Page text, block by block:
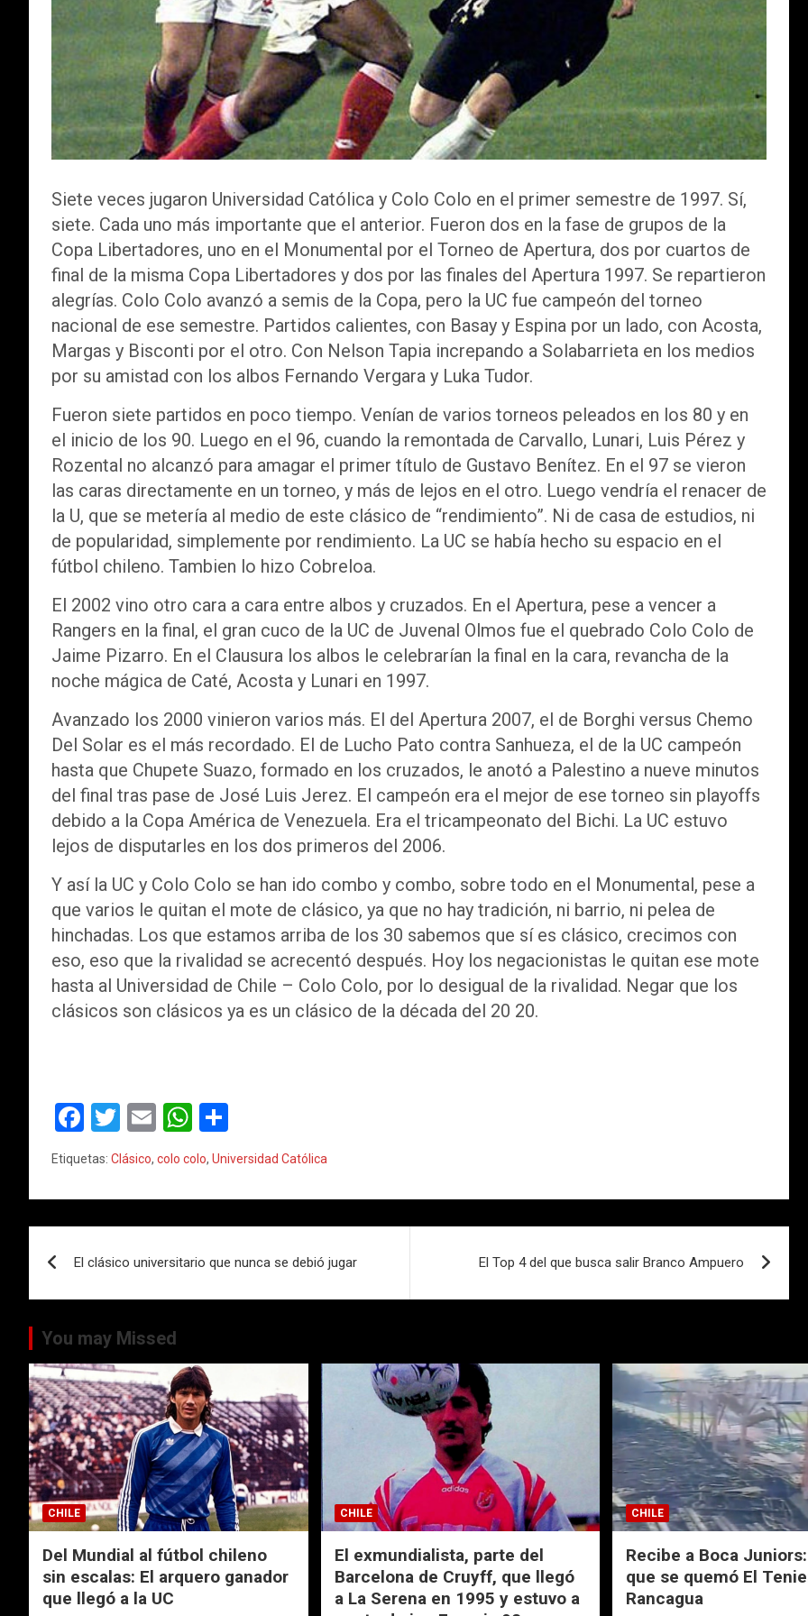
Siete veces jugaron Universidad Católica y Colo Colo en el primer semestre de 1997. Sí,
siete. Cada uno más importante que el anterior. Fueron dos en la fase de grupos de la
Copa Libertadores, uno en el Monumental por el Torneo de Apertura, dos por cuartos de
final de la misma Copa Libertadores y dos por las finales del Apertura 1997. Se repartieron
alegrías. Colo Colo avanzó a semis de la Copa, pero la UC fue campeón del torneo
nacional de ese semestre. Partidos calientes, con Basay y Espina por un lado, con Acosta,
Margas y Bisconti por el otro. Con Nelson Tapia increpando a Solabarrieta en los medios
por su amistad con los albos Fernando Vergara y Luka Tudor.
Fueron siete partidos en poco tiempo. Venían de varios torneos peleados en los 80 y en
el inicio de los 90. Luego en el 96, cuando la remontada de Carvallo, Lunari, Luis Pérez y
Rozental no alcanzó para amagar el primer título de Gustavo Benítez. En el 97 se vieron
las caras directamente en un torneo, y más de lejos en el otro. Luego vendría el renacer de
la U, que se metería al medio de este clásico de “rendimiento”. Ni de casa de estudios, ni
de popularidad, simplemente por rendimiento. La UC se había hecho su espacio en el
fútbol chileno. Tambien lo hizo Cobreloa.
El 2002 vino otro cara a cara entre albos y cruzados. En el Apertura, pese a vencer a
Rangers en la final, el gran cuco de la UC de Juvenal Olmos fue el quebrado Colo Colo de
Jaime Pizarro. En el Clausura los albos le celebrarían la final en la cara, revancha de la
noche mágica de Caté, Acosta y Lunari en 1997.
Avanzado los 2000 vinieron varios más. El del Apertura 2007, el de Borghi versus Chemo
Del Solar es el más recordado. El de Lucho Pato contra Sanhueza, el de la UC campeón
hasta que Chupete Suazo, formado en los cruzados, le anotó a Palestino a nueve minutos
del final tras pase de José Luis Jerez. El campeón era el mejor de ese torneo sin playoffs
debido a la Copa América de Venezuela. Era el tricampeonato del Bichi. La UC estuvo
lejos de disputarles en los dos primeros del 2006.
Y así la UC y Colo Colo se han ido combo y combo, sobre todo en el Monumental, pese a
que varios le quitan el mote de clásico, ya que no hay tradición, ni barrio, ni pelea de
hinchadas. Los que estamos arriba de los 30 sabemos que sí es clásico, crecimos con
eso, eso que la rivalidad se acrecentó después. Hoy los negacionistas le quitan ese mote
hasta al Universidad de Chile – Colo Colo, por lo desigual de la rivalidad. Negar que los
clásicos son clásicos ya es un clásico de la década del 20 20.
F
a
ce
b
o
o
k
T
wi
tt
er
E
m
ail
W
h
at
s
A
p
p
o
m
p
ar
tir
Etiquetas: Clásico, colo colo, Universidad Católica
de
entradas
El clásico universitario que nunca se debió jugar El Top 4 del que busca salir Branco Ampuero
You may Missed
CHILE
Del Mundial al fútbol chileno
sin escalas: El arquero ganador
que llegó a la UC
CHILE
El exmundialista, parte del
Barcelona de Cruyff, que llegó
a La Serena en 1995 y estuvo a
CHILE
Recibe a Boca
que se quemó El
Rancagua